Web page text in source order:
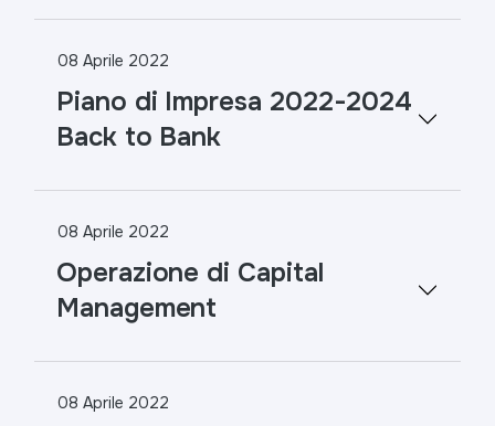
08 Aprile 2022
Piano di Impresa 2022-2024
Back to Bank
08 Aprile 2022
Operazione di Capital
Management
08 Aprile 2022